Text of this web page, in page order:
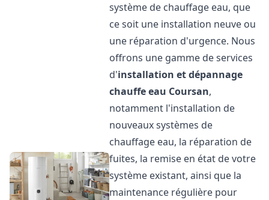
système de chauffage eau, que
ce soit une installation neuve ou
une réparation d'urgence. Nous
offrons une gamme de services
d'installation et dépannage
chauffe eau Coursan,
notamment l'installation de
nouveaux systèmes de
chauffage eau, la réparation de
fuites, la remise en état de votre
système existant, ainsi que la
maintenance régulière pour